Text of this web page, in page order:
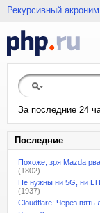
Рекурсивный акроним
За последние 24
Последние
Похоже, зря Mazda
(1802)
Не нужны ни 5G, ни
(1937)
Cloudflare: Через пять